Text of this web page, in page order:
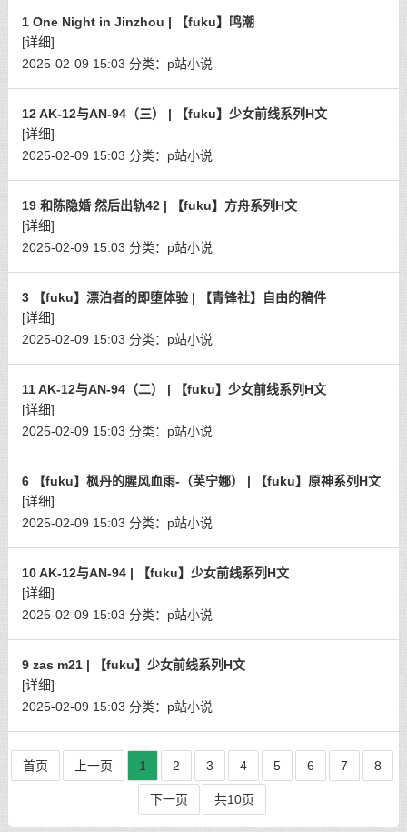
1 One Night in Jinzhou | 【fuku】鸣潮
[详细]
2025-02-09 15:03 分类： p站小说
12 AK-12与AN-94（三） | 【fuku】少女前线系列H文
[详细]
2025-02-09 15:03 分类： p站小说
19 和陈隐婚 然后出轨42 | 【fuku】方舟系列H文
[详细]
2025-02-09 15:03 分类： p站小说
3 【fuku】漂泊者的即堕体验 | 【青锋社】自由的稿件
[详细]
2025-02-09 15:03 分类： p站小说
11 AK-12与AN-94（二） | 【fuku】少女前线系列H文
[详细]
2025-02-09 15:03 分类： p站小说
6 【fuku】枫丹的腥风血雨-（芙宁娜） | 【fuku】原神系列H文
[详细]
2025-02-09 15:03 分类： p站小说
10 AK-12与AN-94 | 【fuku】少女前线系列H文
[详细]
2025-02-09 15:03 分类： p站小说
9 zas m21 | 【fuku】少女前线系列H文
[详细]
2025-02-09 15:03 分类： p站小说
首页 上一页 1 2 3 4 5 6 7 8
下一页 共10页